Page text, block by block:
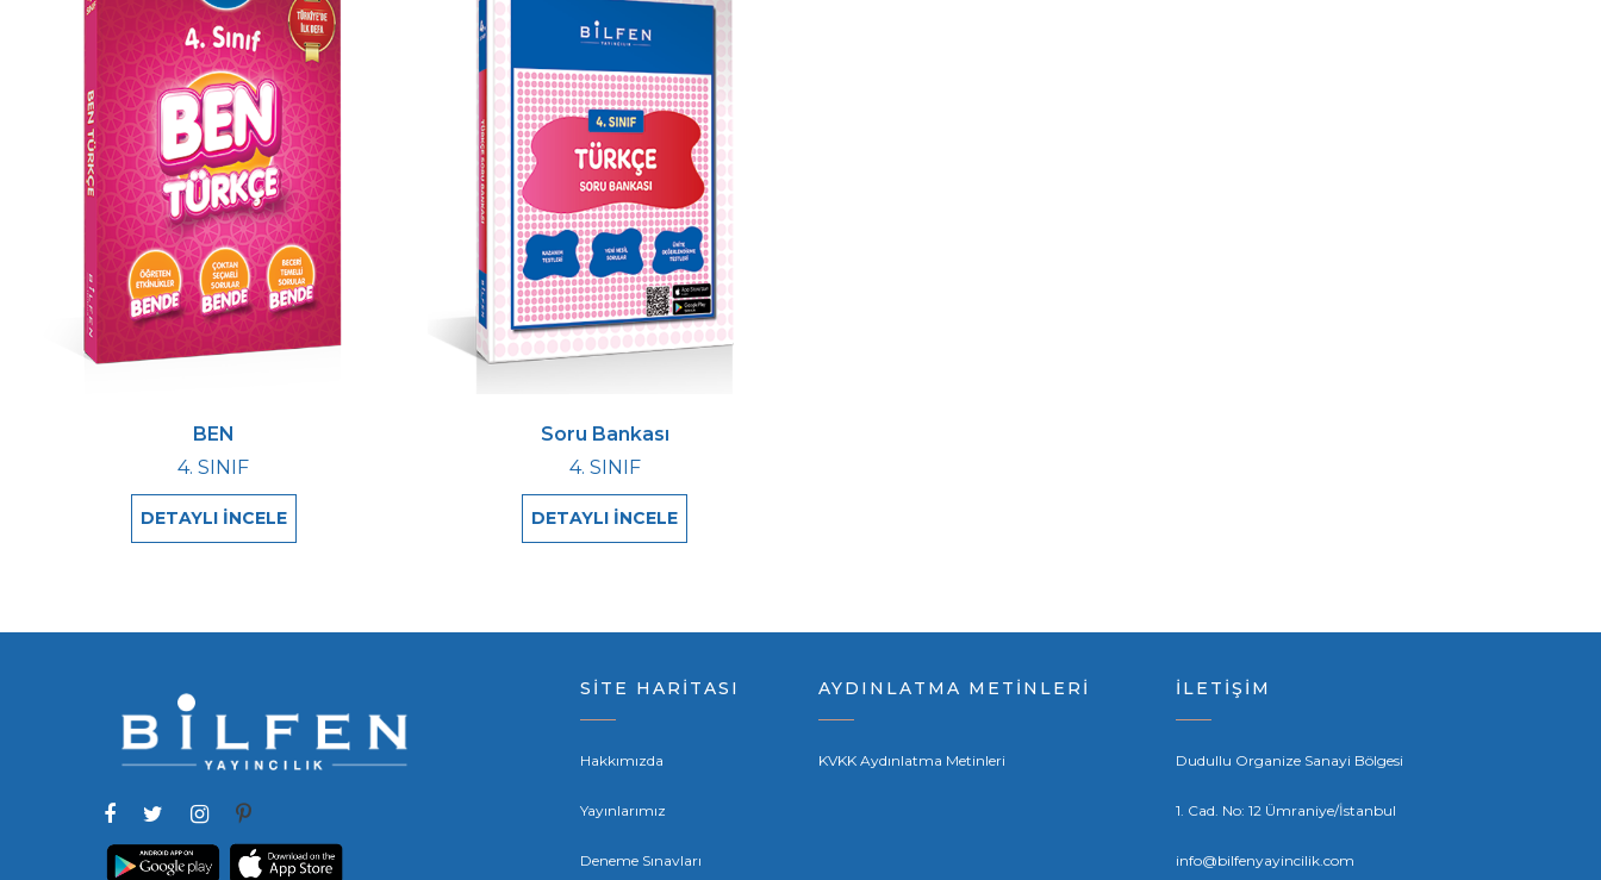
BEN
4. SINIF
DETAYLI İNCELE
Soru Bankası
4. SINIF
DETAYLI İNCELE
SİTE HARİTASI
Hakkımızda
Yayınlarımız
Deneme Sınavları
AYDINLATMA METİNLERİ
KVKK Aydınlatma Metinleri
İLETİŞİM
Dudullu Organize Sanayi Bölgesi
1. Cad. No: 12 Ümraniye/İstanbul
info@bilfenyayincilik.com